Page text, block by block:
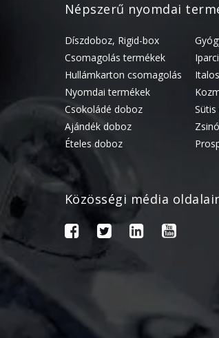
Népszerű nyomdai
Díszdoboz, Rigid-box
Csomagolás termékek
Hullámkarton csomagolás
Nyomdai termékek
Csokoládé doboz
Ajándék doboz
Ételes doboz
Közösségi média